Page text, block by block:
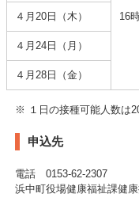
16
４月20日（木）
４月24日（月）
４月28日（金）
※ １日の接種可能人数は
申込先
電話 0153-62-2307
浜中町役場健康福祉課健